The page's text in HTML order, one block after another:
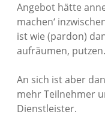
Angebot hätte
machen‘
ist wie (pardon)
aufräumen,
An sich ist aber
mehr Teilnehmer
Dienstleister.